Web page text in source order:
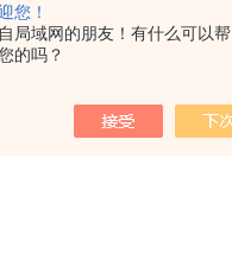
您！
局域网的朋友！有什么可以帮
的吗？